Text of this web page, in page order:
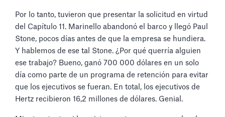
Por lo tanto, tuvieron que presentar la solicitud en virtud
del Capítulo 11. Marinello abandonó el barco y llegó Paul
Stone, pocos días antes de que la empresa se hundiera.
Y hablemos de ese tal Stone. ¿Por qué querría alguien
ese trabajo? Bueno, ganó 700 000 dólares en un solo
día como parte de un programa de retención para evitar
que los ejecutivos se fueran. En total, los ejecutivos de
Hertz recibieron 16,2 millones de dólares. Genial.